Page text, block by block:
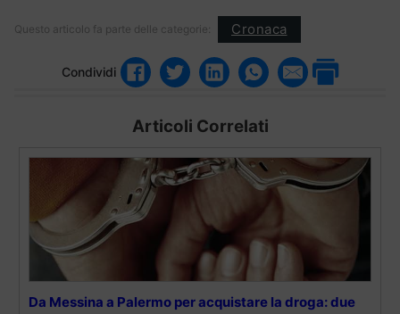
Questo articolo fa parte delle categorie: Cronaca
Condividi
Articoli Correlati
Da Messina a Palermo per acquistare la droga: due